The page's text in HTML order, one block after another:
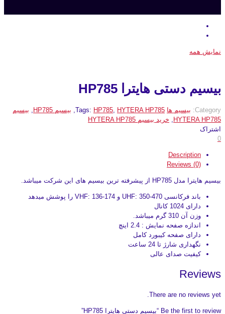
نمایش همه
بیسیم دستی هایترا HP785
Category: بیسیم ها Tags: HP785 HYTERA HP785 بیسیم HP785
بیسیم
HYTERA HP785
خرید بیسیم HYTERA HP785
اشتراک
0
Description
Reviews (0)
بیسیم هایترا مدل HP785 از پیشرفته ترین بیسیم های این شرکت میباشد.
باند فرکانسی UHF: 350-470 و VHF: 136-174 را پوشش میدهد
دارای 1024 کانال
وزن آن 310 گرم میباشد.
اندازه صفحه نمایش : 2.4 اینچ
دارای صفحه کیبورد کامل
نگهداری شارژ تا 24 ساعت
کیفیت صدای عالی
Reviews
There are no reviews yet.
Be the first to review “بیسیم دستی هایترا HP785”